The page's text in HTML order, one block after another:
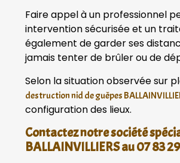
Faire appel à un professionnel
intervention sécurisée et un
également de garder ses
jamais tenter de brûler ou de
Selon la situation observée sur
destruction nid de guêpes
configuration des lieux.
Contactez notre société
BALLAINVILLIERS au 07 83